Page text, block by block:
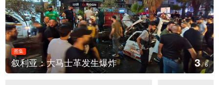
图集
叙利亚：大马士革发生爆炸 3/6